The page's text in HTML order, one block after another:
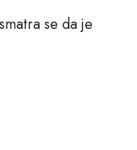
se da je